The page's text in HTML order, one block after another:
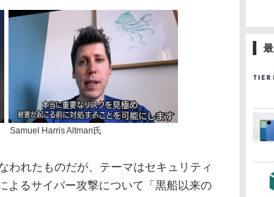
Samuel Harris Altman氏
れたものだが、テーマはセキュリティ
よるサイバー攻撃について「黒船以来の